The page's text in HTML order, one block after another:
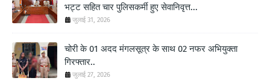
भट्ट सहित चार पुलिसकर्मी हुए सेवानिवृत्त...
जुलाई 31, 2026
चोरी के 01 अदद मंगलसूत्र के साथ 02 नफर अभियुक्ता
गिरफ्तार..
जुलाई 27, 2026